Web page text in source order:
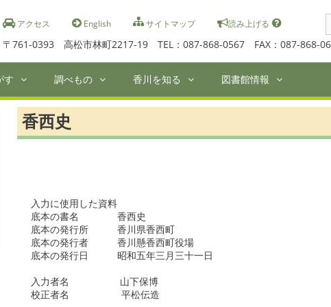
アクセス English サイトマップ 読み上げる
〒761-0393 高松市林町2217-19 TEL：087-868-0567 FAX：087-868-
す 調べもの 香川を知る 図書館情報
香西史
入力に使用した資料
底本の書名　　　　香西史
底本の発行所　　　香川県香西町
底本の発行者　　　香川懸香西町役場
底本の発行日　　　昭和五年三月三十一日
入力者名　    　　山下保博
校正者名     　　 平松伝造